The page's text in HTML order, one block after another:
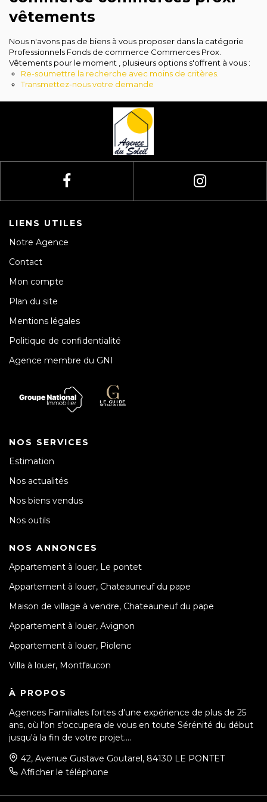
Avis clients
vêtements
Nous n'avons pas de biens à vous proposer dans la catégorie
Professionnels Fonds de commerce Commerces Prox.
Vêtements pour le moment , plusieurs options s'offrent à vous :
Re-soumettre la recherche avec moins de critères.
Transmettez-nous votre demande
LIENS UTILES
Notre Agence
Contact
Mon compte
Plan du site
Mentions légales
Politique de confidentialité
Agence membre du GNI
NOS SERVICES
Estimation
Nos actualités
Nos biens vendus
Nos outils
NOS ANNONCES
Appartement à louer, Le pontet
Appartement à louer, Chateauneuf du pape
Maison de village à vendre, Chateauneuf du pape
Appartement à louer, Avignon
Appartement à louer, Piolenc
Villa à louer, Montfaucon
À PROPOS
Agences Familiales fortes d'une expérience de plus de 25
ans, où l'on s'occupera de vous en toute Sérénité du début
jusqu'à la fin de votre projet....
42, Avenue Gustave Goutarel, 84130 LE PONTET
Afficher le téléphone